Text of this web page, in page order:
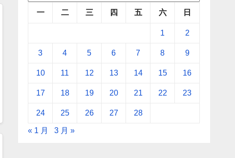
一 二 三 四 五 六 日
1 2
3 4 5 6 7 8 9
10 11 12 13 14 15 16
17 18 19 20 21 22 23
24 25 26 27 28
« 1 月 3 月 »